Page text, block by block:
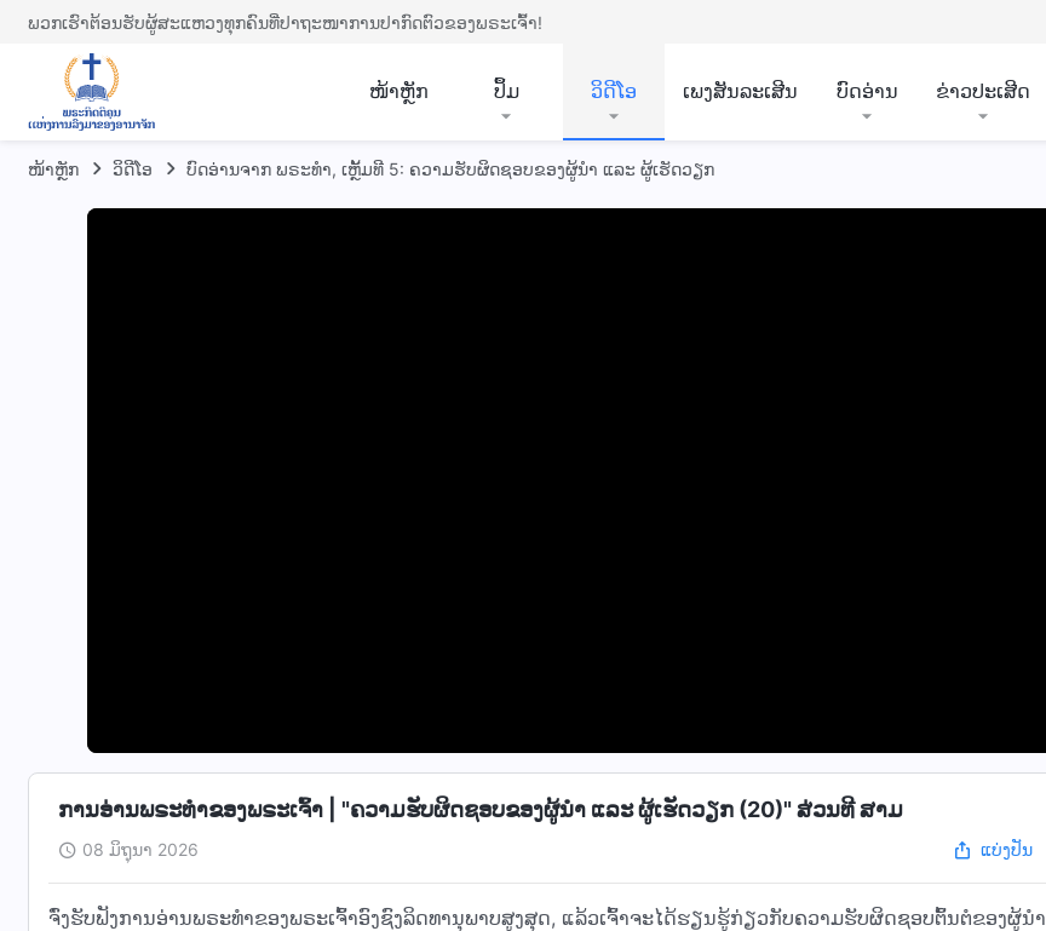
ພວກເຮົາຕ້ອນຮັບຜູ້ສະແຫວງທຸກຄົນທີ່ປາຖະໜາການປາກົດຕົວຂອງພຣະເຈົ້າ!
​ໜ້າຫຼັກ ປຶ້ມ ວິ​ດີ​ໂອ ເພງສັນລະເສີນ ບົດອ່ານ ຂ່າວປະເສີດ
ໜ້າຫຼັກ ​ວິ​ດີ​ໂອ ບົດອ່ານຈາກ ພຣະທຳ, ເຫຼັ້ມທີ 5: ຄວາມຮັບຜິດຊອບຂອງຜູ້ນໍາ ແລະ ຜູ້ເຮັດວຽກ
ການອ່ານພຣະທຳຂອງພຣະເຈົ້າ | "ຄວາມຮັບຜິດຊອບຂອງຜູ້ນໍາ ແລະ ຜູ້ເຮັດວຽກ (20)" ສ່ວນທີ ສາມ
08 ມິຖຸນາ 2026 ແບ່ງປັນ
ຈົ່ງຮັບຟັງການອ່ານພຣະທຳຂອງພຣະເຈົ້າອົງຊົງລິດທານຸພາບສູງສຸດ, ແລ້ວເຈົ້າຈະໄດ້ຮຽນຮູ້ກ່ຽວກັບຄວາມຮັບຜິດຊອບຕົ້ນຕໍຂອງຜູ້ນຳ